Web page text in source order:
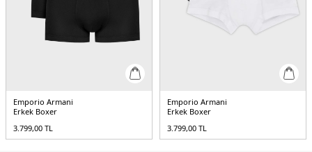
Emporio Armani
Erkek Boxer
3.799,00 TL
Emporio Armani
Erkek Boxer
3.799,00 TL